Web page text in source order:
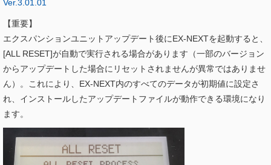
Ver.3.01.01
【重要】
エクスパンションユニットアップデート後にEX-NEXTを起動すると、
[ALL RESET]が自動で実行される場合があります（一部のバージョン
からアップデートした場合にリセットされませんが異常ではありませ
ん）。これにより、EX-NEXT内のすべてのデータが初期値に設定さ
れ、インストールしたアップデートファイルが動作できる環境になり
ます。